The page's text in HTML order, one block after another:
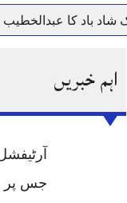
کی پریس کانفرنس
اہم خبریں